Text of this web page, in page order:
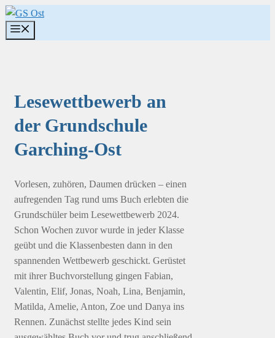
Zum
Inhalt
springen
Lesewettbewerb an
der Grundschule
Garching-Ost
Vorlesen, zuhören, Daumen drücken – einen
aufregenden Tag rund ums Buch erlebten die
Grundschüler beim Lesewettbewerb 2024.
Schon Wochen zuvor wurde in jeder Klasse
geübt und die Klassenbesten dann in den
spannenden Wettbewerb geschickt. Gerüstet
mit ihrer Buchvorstellung gingen Fabian,
Valentin, Elif, Jonas, Noah, Lina, Benjamin,
Matilda, Amelie, Anton, Zoe und Danya ins
Rennen. Zunächst stellte jedes Kind sein